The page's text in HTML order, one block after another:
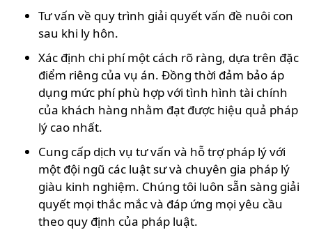
Tư vấn về quy trình giải quyết vấn đề nuôi con
sau khi ly hôn.
Xác định chi phí một cách rõ ràng, dựa trên đặc
điểm riêng của vụ án. Đồng thời đảm bảo áp
dụng mức phí phù hợp với tình hình tài chính
của khách hàng nhằm đạt được hiệu quả pháp
lý cao nhất.
Cung cấp dịch vụ tư vấn và hỗ trợ pháp lý với
một đội ngũ các luật sư và chuyên gia pháp lý
giàu kinh nghiệm. Chúng tôi luôn sẵn sàng giải
quyết mọi thắc mắc và đáp ứng mọi yêu cầu
theo quy định của pháp luật.